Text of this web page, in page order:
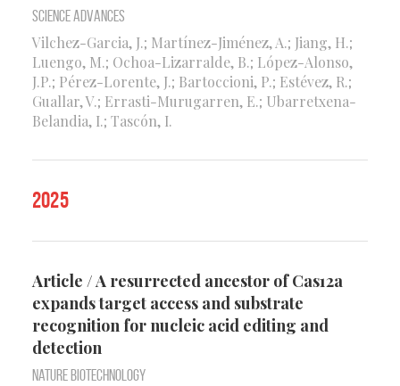
Science Advances
Vilchez-Garcia, J.; Martínez-Jiménez, A.; Jiang, H.;
Luengo, M.; Ochoa-Lizarralde, B.; López-Alonso,
J.P.; Pérez-Lorente, J.; Bartoccioni, P.; Estévez, R.;
Guallar, V.; Errasti-Murugarren, E.; Ubarretxena-
Belandia, I.; Tascón, I.
2025
Article / A resurrected ancestor of Cas12a
expands target access and substrate
recognition for nucleic acid editing and
detection
Nature Biotechnology